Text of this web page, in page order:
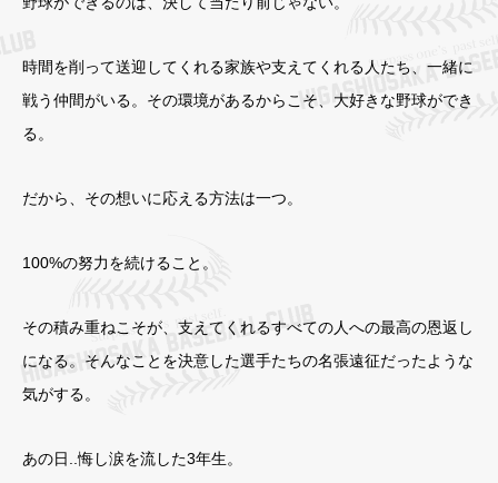
時間を削って送迎してくれる家族や支えてくれる人たち、一緒に
戦う仲間がいる。その環境があるからこそ、大好きな野球ができ
る。
だから、その想いに応える方法は一つ。
100%の努力を続けること。
その積み重ねこそが、支えてくれるすべての人への最高の恩返し
になる。そんなことを決意した選手たちの名張遠征だったような
気がする。
あの日..悔し涙を流した3年生。